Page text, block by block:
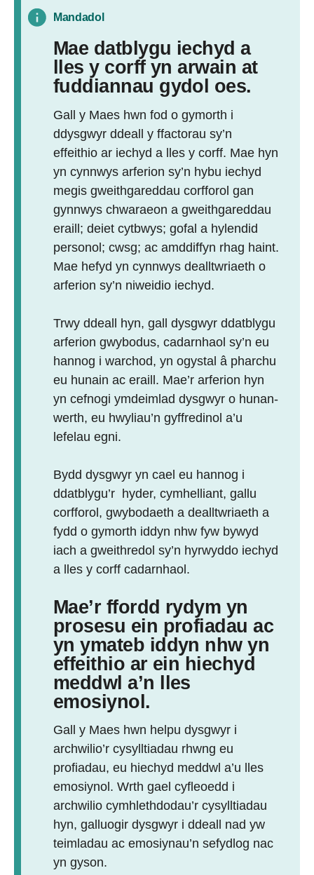
Mandadol
Mae datblygu iechyd a
lles y corff yn arwain at
fuddiannau gydol oes.
Gall y Maes hwn fod o gymorth i
ddysgwyr ddeall y ffactorau sy’n
effeithio ar iechyd a lles y corff. Mae hyn
yn cynnwys arferion sy’n hybu iechyd
megis gweithgareddau corfforol gan
gynnwys chwaraeon a gweithgareddau
eraill; deiet cytbwys; gofal a hylendid
personol; cwsg; ac amddiffyn rhag haint.
Mae hefyd yn cynnwys dealltwriaeth o
arferion sy’n niweidio iechyd.
Trwy ddeall hyn, gall dysgwyr ddatblygu
arferion gwybodus, cadarnhaol sy’n eu
hannog i warchod, yn ogystal â pharchu
eu hunain ac eraill. Mae’r arferion hyn
yn cefnogi ymdeimlad dysgwyr o hunan-
werth, eu hwyliau’n gyffredinol a’u
lefelau egni.
Bydd dysgwyr yn cael eu hannog i
ddatblygu’r hyder, cymhelliant, gallu
corfforol, gwybodaeth a dealltwriaeth a
fydd o gymorth iddyn nhw fyw bywyd
iach a gweithredol sy’n hyrwyddo iechyd
a lles y corff cadarnhaol.
Mae’r ffordd rydym yn
prosesu ein profiadau ac
yn ymateb iddyn nhw yn
effeithio ar ein hiechyd
meddwl a’n lles
emosiynol.
Gall y Maes hwn helpu dysgwyr i
archwilio’r cysylltiadau rhwng eu
profiadau, eu hiechyd meddwl a’u lles
emosiynol. Wrth gael cyfleoedd i
archwilio cymhlethdodau’r cysylltiadau
hyn, galluogir dysgwyr i ddeall nad yw
teimladau ac emosiynau’n sefydlog nac
yn gyson.